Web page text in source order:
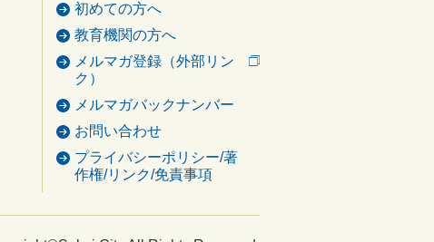
初めての方へ
教育機関の方へ
メルマガ登録（外部リン
ク）
メルマガバックナンバー
お問い合わせ
プライバシーポリシー/著
作権/リンク/免責事項